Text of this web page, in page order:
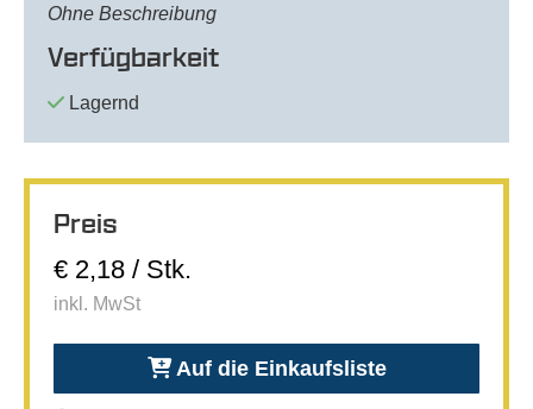
Ohne Beschreibung
Verfügbarkeit
Lagernd
Preis
€ 2,18 / Stk.
inkl. MwSt
Auf die Einkaufsliste